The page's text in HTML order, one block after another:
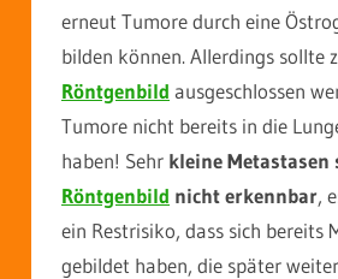
erneut Tumore durch eine
bilden können. Allerdings sollte
Röntgenbild ausgeschlossen
Tumore nicht bereits in die
haben! Sehr kleine Metastasen
Röntgenbild nicht erkennbar,
ein Restrisiko, dass sich bereits
gebildet haben, die später